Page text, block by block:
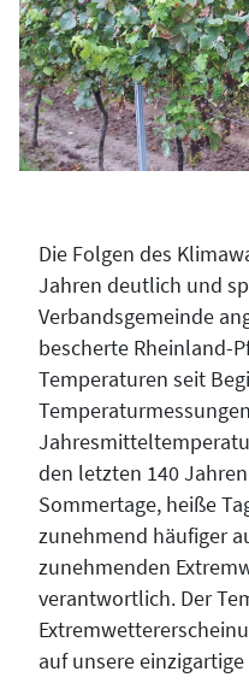
Die Folgen des
Jahren deutlich und
Verbandsgemeinde
bescherte Rheinland-
Temperaturen seit
den letzten 140
Sommertage, heiße
zunehmend häufiger
zunehmenden
verantwortlich. Der
auf unsere